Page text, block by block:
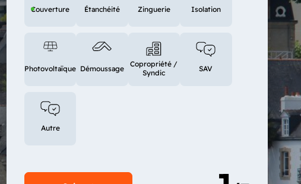
Couverture Étanchéité Zinguerie Isolation
Photovoltaïque Démoussage
Copropriété /
Syndic
SAV
Autre